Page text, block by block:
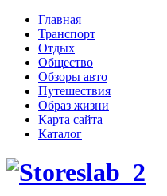
Главная
Транспорт
Отдых
Общество
Обзоры авто
Путешествия
Образ жизни
Карта сайта
Каталог